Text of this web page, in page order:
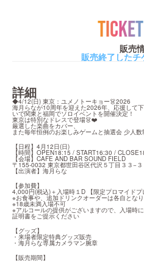
販売
販売終了した
詳細
◆4/12(日) 東京：ユメノトーキョー👗2026
海月らなが10周年を迎えた2026年、応援して
いで関東と福岡でソロイベントを開催決定！
東京は特別なドレスで登場👗❤️
厳選した楽曲をカバー、
また毎年恒例のお楽しみゲームと抽選会 少人
【日程】4月12日(日)
【時間】OPEN18:15 / START16:30 /
【会場】CAFE AND BAR SOUND FIELD
〒155-0032 東京都世田谷区代沢５丁目３３−
【出演者】海月らな
【参加費】
4,000円(税込)＋入場時１D 【限定プロマイドプ
※お食事や、追加ドリンクオーダーは各自とな
※18歳未満入場不可
※アルコールの提供がございますので、入場時
証明書をご提示ください
【グッズ】
・来場者限定特典グッズ販売
・海月らな専属カメラマン腕章
【販売期間】